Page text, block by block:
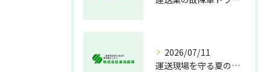
2026/07/11
運送現場を守る夏の熱中症対策